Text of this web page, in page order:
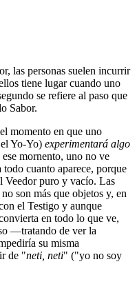
las personas suelen incurrir
tiene lugar cuando uno
se refiere al paso que
Sabor.
momento en que uno
Yo-Yo) experimentará algo
mornento, uno no ve
cuanto aparece, porque
Veedor puro y vacío. Las
son más que objetos y, en
el Testigo y aunque
en todo lo que ve,
―tratando de ver la
su misma
de "neti, neti" ("yo no soy